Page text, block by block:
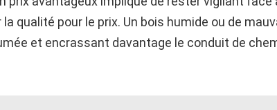
qualité pour le prix. Un bois humide ou de
et encrassant davantage le conduit de